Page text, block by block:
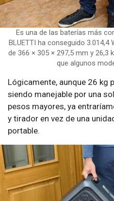
Es una de las baterías más
BLUETTI ha conseguido 3.014,4
de 366 × 305 × 297,5 mm y 26,3
que algunos
Lógicamente, aunque 26 kg
siendo manejable por una
pesos mayores, ya
y tirador en vez de una
portable.